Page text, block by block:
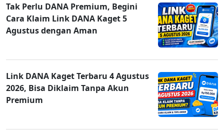
Tak Perlu DANA Premium, Begini
Cara Klaim Link DANA Kaget 5
Agustus dengan Aman
Link DANA Kaget Terbaru 4 Agustus
2026, Bisa Diklaim Tanpa Akun
Premium